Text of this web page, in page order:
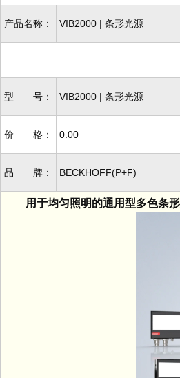
产品名称： VIB2000 | 条形光源
型 号： VIB2000 | 条形光源
价 格： 0.00
品 牌： BECKHOFF(P+F)
用于均匀照明的通用型多色条